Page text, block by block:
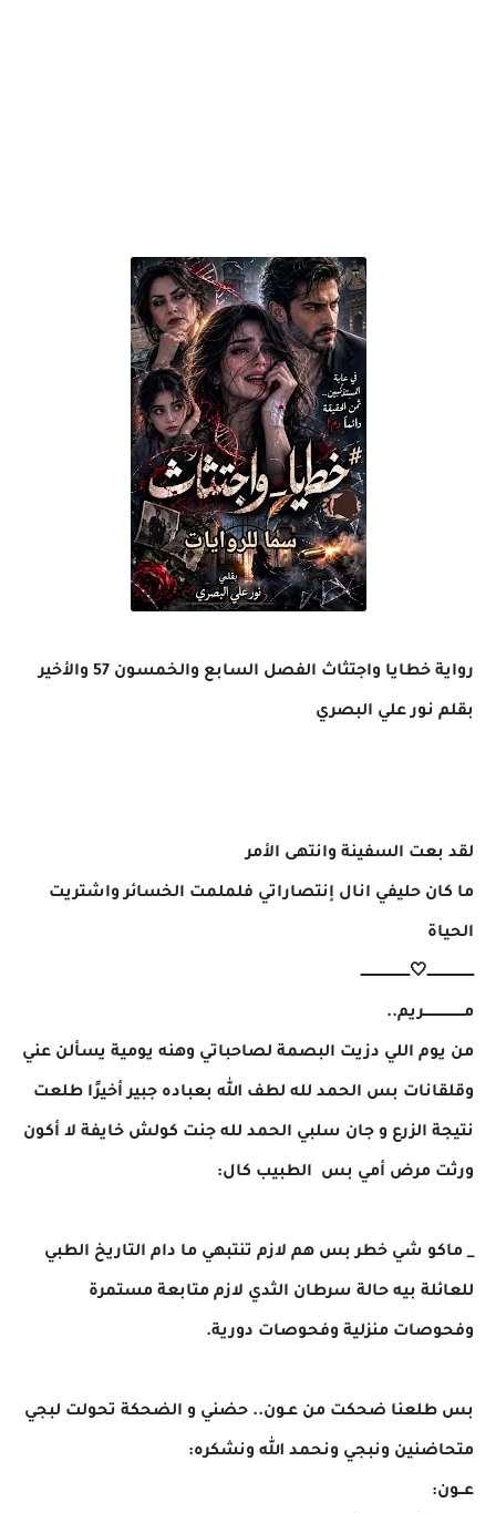
رواية خطايا واجتثاث الفصل السابع والخمسون 57 والأخير
بقلم نور علي البصري
لقد بعت السفينة وانتهى الأمر
ما كان حليفي انال إنتصاراتي فلملمت الخسائر واشتريت
الحياة
ـــــــــــــــــــــ🤍ــــــــــــــــــــــ
مــــــــــــــــــريم..
من يوم اللي دزيت البصمة لصاحباتي وهنه يومية يسألن عني
وقلقانات بس الحمد لله لطف الله بعباده جبير أخيرًا طلعت
نتيجة الزرع و جان سلبي الحمد لله جنت كولش خايفة لا أكون
ورثت مرض أمي بس الطبيب كال:
_ ماكو شي خطر بس هم لازم تنتبهي ما دام التاريخ الطبي
للعائلة بيه حالة سرطان الثدي لازم متابعة مستمرة
وفحوصات منزلية وفحوصات دورية.
بس طلعنا ضحكت من عـون.. حضني و الضحكة تحولت لبجي
متحاضنين ونبجي ونحمد الله ونشكره:
​عــون: